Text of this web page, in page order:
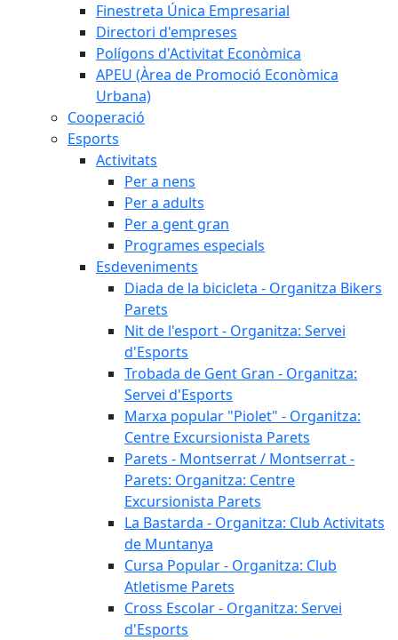
Finestreta Única Empresarial
Directori d'empreses
Polígons d'Activitat Econòmica
APEU (Àrea de Promoció Econòmica
Urbana)
Cooperació
Esports
Activitats
Per a nens
Per a adults
Per a gent gran
Programes especials
Esdeveniments
Diada de la bicicleta - Organitza Bikers
Parets
Nit de l'esport - Organitza: Servei
d'Esports
Trobada de Gent Gran - Organitza:
Servei d'Esports
Marxa popular "Piolet" - Organitza:
Centre Excursionista Parets
Parets - Montserrat / Montserrat -
Parets: Organitza: Centre
Excursionista Parets
La Bastarda - Organitza: Club Activitats
de Muntanya
Cursa Popular - Organitza: Club
Atletisme Parets
Cross Escolar - Organitza: Servei
d'Esports